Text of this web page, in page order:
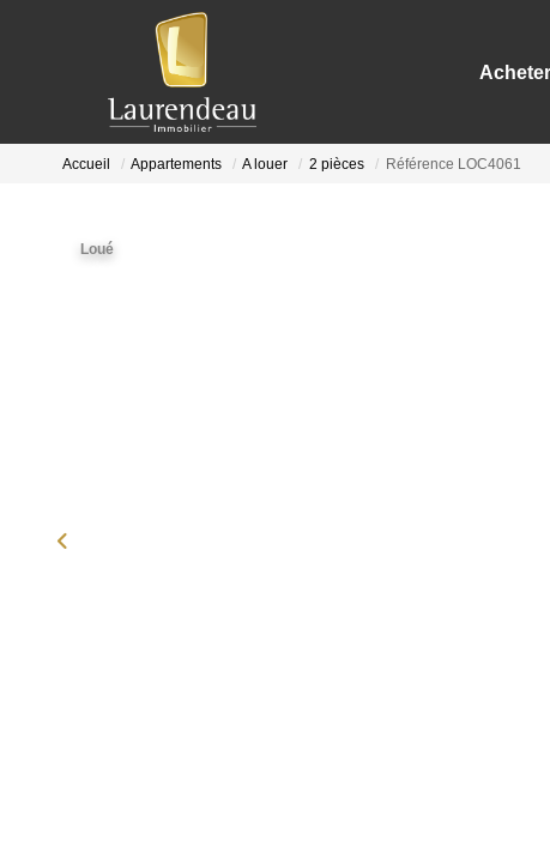
Acheter
Accueil Appartements A louer 2 pièces Référence LOC4061
Loué